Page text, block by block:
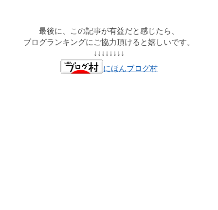
最後に、この記事が有益だと感じたら、
ブログランキングにご協力頂けると嬉しいです。
↓↓↓↓↓↓↓↓
にほんブログ村